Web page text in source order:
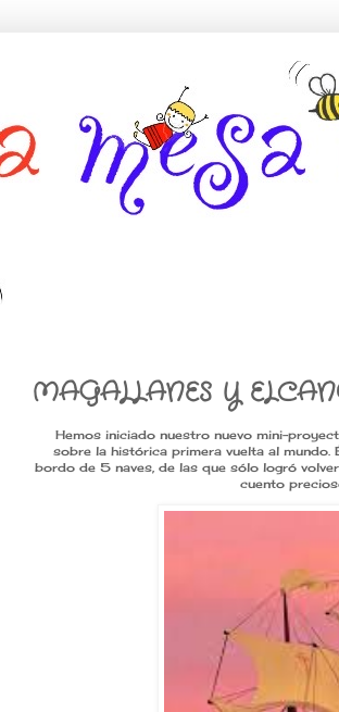
MAGALLANES Y
Hemos iniciado nuestro nuevo mini-
sobre la histórica primera vuelta al
bordo de 5 naves, de las que sólo logró
cuento